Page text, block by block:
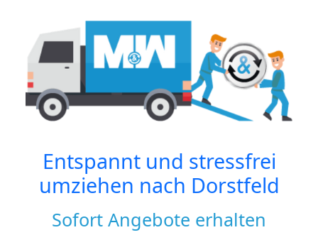
Entspannt und stressfrei
umziehen nach Dorstfeld
Sofort Angebote erhalten